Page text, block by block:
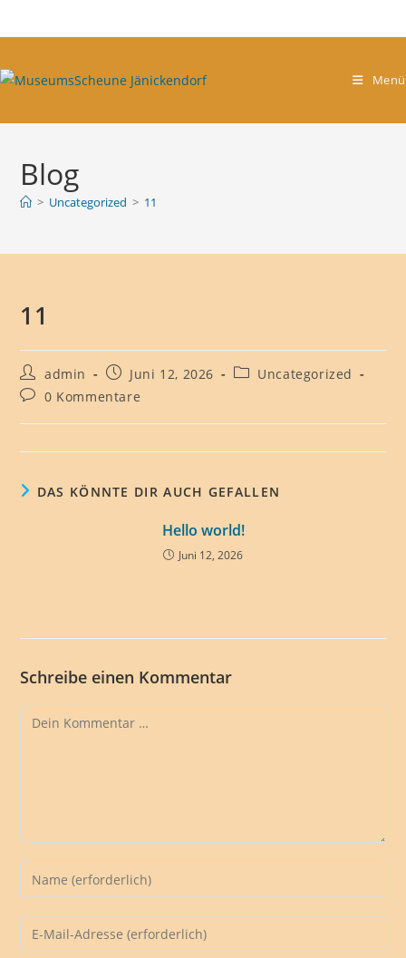
Inhalt
Menü
Blog
> Uncategorized > 11
11
Beitrags-
Autor:
admin
Beitrag
veröffentlicht:
Juni 12, 2026
Beitrags-
Uncategorized
Beitrags-
0 Kommentare
DAS KÖNNTE DIR AUCH GEFALLEN
Hello world!
Juni 12, 2026
Schreibe einen Kommentar
Kommentar
Gib
deinen
Namen
oder
Gib
deine